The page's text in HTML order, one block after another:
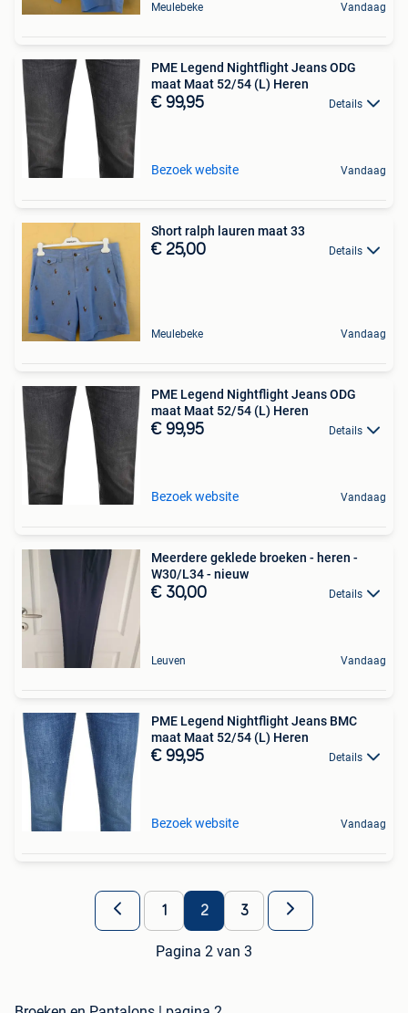
Meulebeke Vandaag
PME Legend Nightflight Jeans ODG
maat Maat 52/54 (L) Heren
€ 99,95 Details
Bezoek website Vandaag
Short ralph lauren maat 33
€ 25,00 Details
Meulebeke Vandaag
PME Legend Nightflight Jeans ODG
maat Maat 52/54 (L) Heren
€ 99,95 Details
Bezoek website Vandaag
Meerdere geklede broeken - heren -
W30/L34 - nieuw
€ 30,00 Details
Leuven Vandaag
PME Legend Nightflight Jeans BMC
maat Maat 52/54 (L) Heren
€ 99,95 Details
Bezoek website Vandaag
1 2 3
Pagina 2 van 3